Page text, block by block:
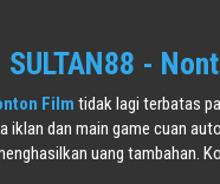
SULTAN88 -
Film tidak lagi terbatas
dan main game cuan
uang tambahan.